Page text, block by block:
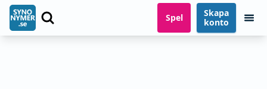
Spel
Skapa
konto